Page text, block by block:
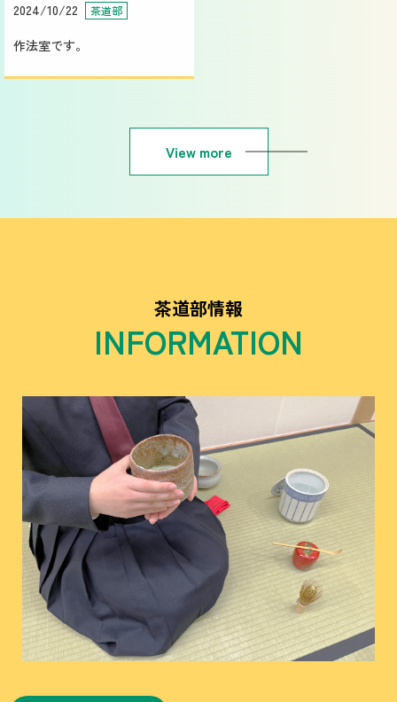
2024/10/22 茶道部
作法室です。
View more
茶道部情報